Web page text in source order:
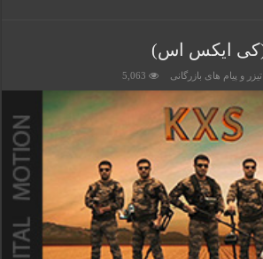
,تیزر و پیام های بازرگانی 5,063